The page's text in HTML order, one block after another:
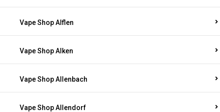
Vape Shop Alflen
Vape Shop Alken
Vape Shop Allenbach
Vape Shop Allendorf